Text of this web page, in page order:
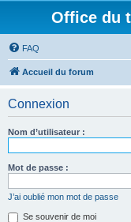
Office du
FAQ
Accueil du forum
Connexion
Nom d’utilisateur :
Mot de passe :
J’ai oublié mon mot de passe
Se souvenir de moi